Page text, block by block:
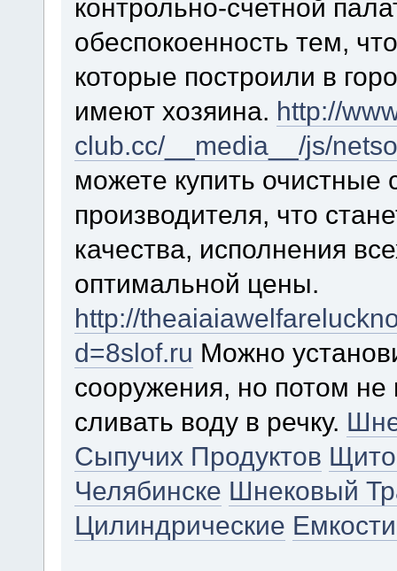
контрольно-счетной
обеспокоенность тем,
которые построили в
имеют хозяина. http://
club.cc/__media__/js/
можете купить
производителя, что
качества, исполнения
оптимальной цены.
http://
d=8slof.ru Можно
сооружения, но потом не
сливать воду в речку.
Сыпучих Продуктов
Челябинске Шнековый
Цилиндрические